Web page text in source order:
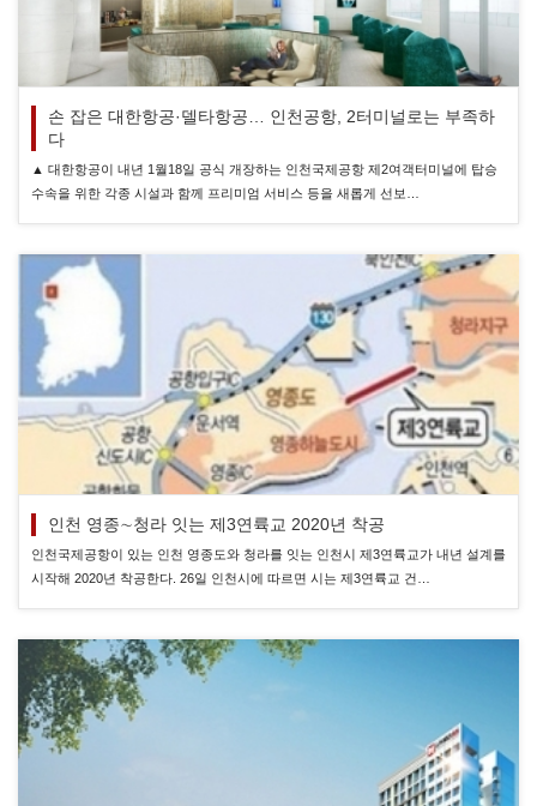
손 잡은 대한항공·델타항공… 인천공항, 2터미널로는 부족하
다
▲ 대한항공이 내년 1월18일 공식 개장하는 인천국제공항 제2여객터미널에 탑승
수속을 위한 각종 시설과 함께 프리미엄 서비스 등을 새롭게 선보…
인천 영종∼청라 잇는 제3연륙교 2020년 착공
인천국제공항이 있는 인천 영종도와 청라를 잇는 인천시 제3연륙교가 내년 설계를
시작해 2020년 착공한다. 26일 인천시에 따르면 시는 제3연륙교 건…